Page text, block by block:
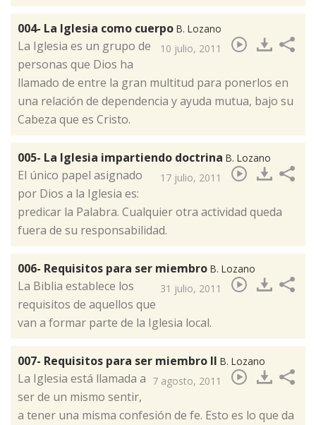
004- La Iglesia como cuerpo B. Lozano
10 julio, 2011
La Iglesia es un grupo de
personas que Dios ha
llamado de entre la gran multitud para ponerlos en
una relación de dependencia y ayuda mutua, bajo su
Cabeza que es Cristo.
005- La Iglesia impartiendo doctrina B. Lozano
17 julio, 2011
El único papel asignado
por Dios a la Iglesia es:
predicar la Palabra. Cualquier otra actividad queda
fuera de su responsabilidad.
006- Requisitos para ser miembro B. Lozano
31 julio, 2011
La Biblia establece los
requisitos de aquellos que
van a formar parte de la Iglesia local.
007- Requisitos para ser miembro II B. Lozano
7 agosto, 2011
La Iglesia está llamada a
ser de un mismo sentir,
a tener una misma confesión de fe. Esto es lo que da